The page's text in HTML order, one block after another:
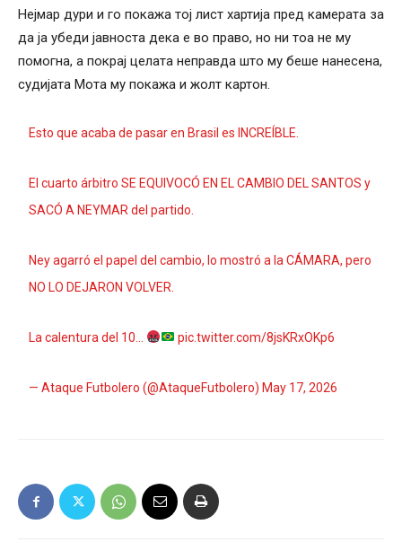
Нејмар дури и го покажа тој лист хартија пред камерата за
да ја убеди јавноста дека е во право, но ни тоа не му
помогна, а покрај целата неправда што му беше нанесена,
судијата Мота му покажа и жолт картон.
Esto que acaba de pasar en Brasil es INCREÍBLE.
El cuarto árbitro SE EQUIVOCÓ EN EL CAMBIO DEL SANTOS y
SACÓ A NEYMAR del partido.
Ney agarró el papel del cambio, lo mostró a la CÁMARA, pero
NO LO DEJARON VOLVER.
La calentura del 10… pic.twitter.com/8jsKRxOKp6
— Ataque Futbolero (@AtaqueFutbolero) May 17, 2026